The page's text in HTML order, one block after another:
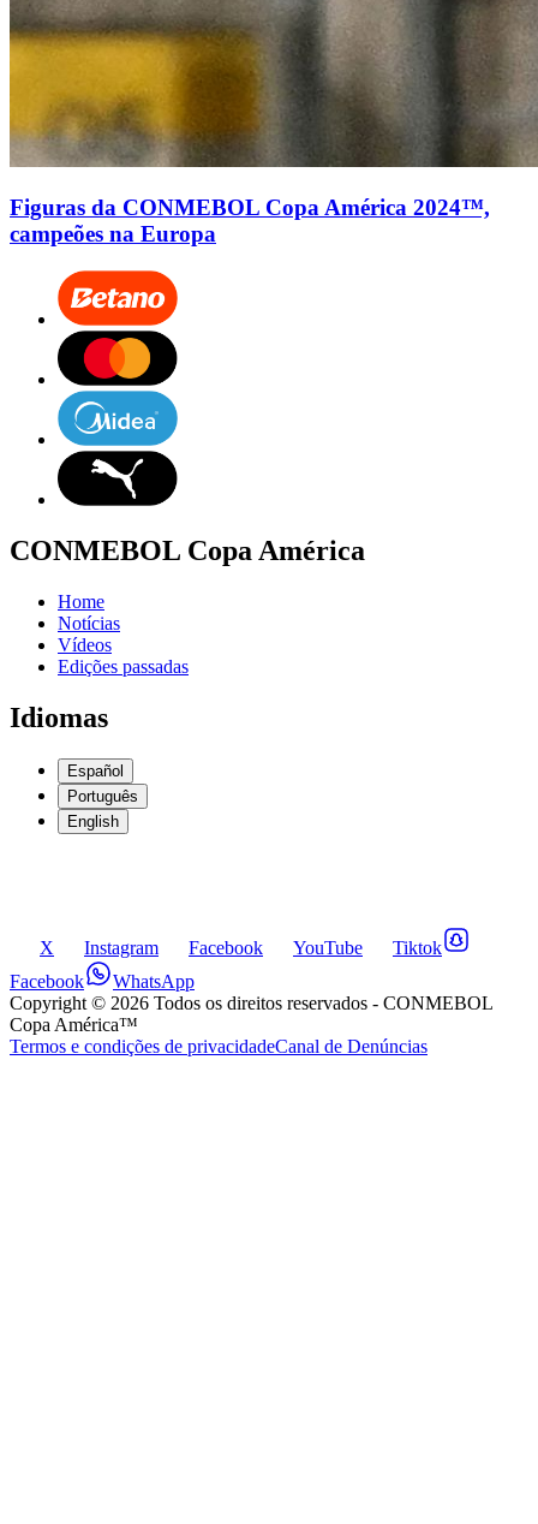
Figuras da CONMEBOL Copa América 2024™,
campeões na Europa
CONMEBOL Copa América
Home
Notícias
Vídeos
Edições passadas
Idiomas
Español
Português
English
X Instagram Facebook YouTube
Tiktok
Facebook
WhatsApp
Copyright © 2026 Todos os direitos reservados - CONMEBOL
Copa América™
Termos e condições de privacidadeCanal de Denúncias